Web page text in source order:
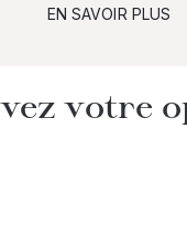
EN SAVOIR PLUS
votre